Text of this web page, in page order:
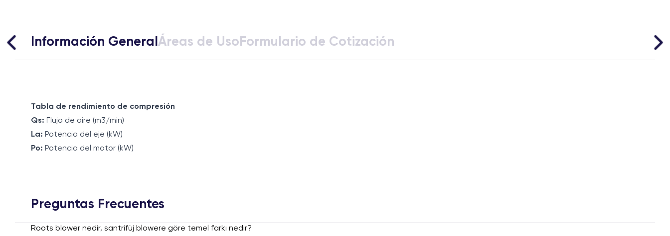
Información General Áreas de Uso Formulario de Cotización
Tabla de rendimiento de compresión
Qs: Flujo de aire (m3/min)
La: Potencia del eje (kW)
Po: Potencia del motor (kW)
Preguntas Frecuentes
Roots blower nedir, santrifüj blowere göre temel farkı nedir?